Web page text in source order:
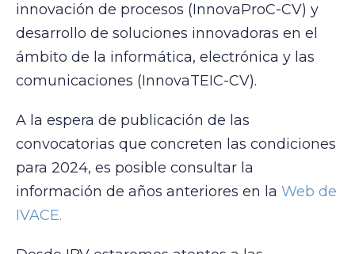
innovación de procesos (InnovaProC-CV) y
desarrollo de soluciones innovadoras en el
ámbito de la informática, electrónica y las
comunicaciones (InnovaTEIC-CV).
A la espera de publicación de las
convocatorias que concreten las condiciones
para 2024, es posible consultar la
información de años anteriores en la Web de
IVACE.